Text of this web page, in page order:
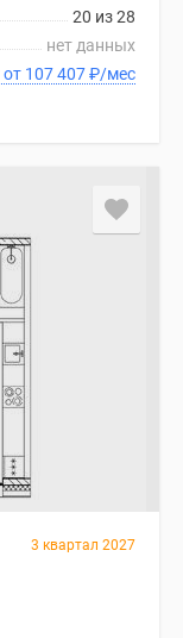
20 из 28
нет данных
В ипотеку от 107 407₽/мес
3 квартал 2027